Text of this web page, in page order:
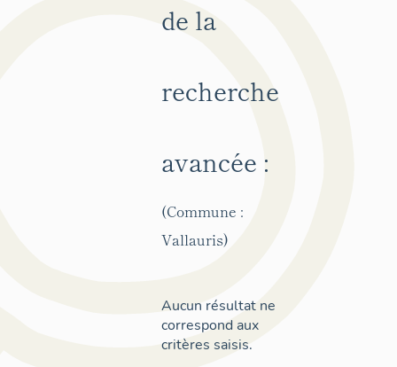
de la
recherche
avancée :
(Commune :
Vallauris)
Aucun résultat ne
correspond aux
critères saisis.